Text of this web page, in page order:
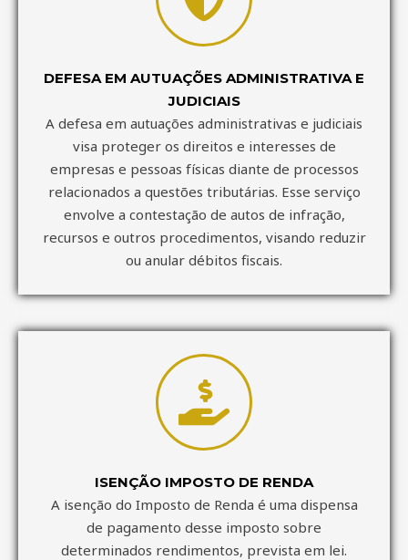
DEFESA EM AUTUAÇÕES ADMINISTRATIVA E
JUDICIAIS
A defesa em autuações administrativas e judiciais
visa proteger os direitos e interesses de
empresas e pessoas físicas diante de processos
relacionados a questões tributárias. Esse serviço
envolve a contestação de autos de infração,
recursos e outros procedimentos, visando reduzir
ou anular débitos fiscais.
ISENÇÃO IMPOSTO DE RENDA
A isenção do Imposto de Renda é uma dispensa
de pagamento desse imposto sobre
determinados rendimentos, prevista em lei.